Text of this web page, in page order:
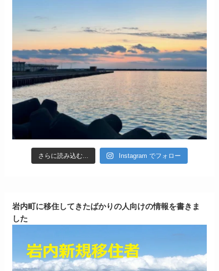
さらに読み込む... Instagram でフォロー
岩内町に移住してきたばかりの人向けの情報を書きま
した